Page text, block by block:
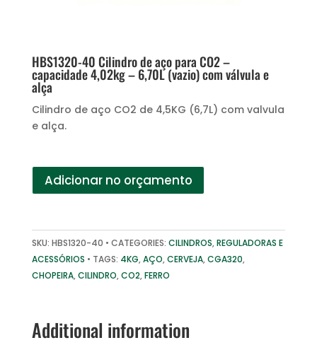
HBS1320-40 Cilindro de aço para CO2 –
capacidade 4,02kg – 6,70L (vazio) com válvula e
alça
Cilindro de aço CO2 de 4,5KG (6,7L) com valvula
e alça.
Adicionar no orçamento
SKU: HBS1320-40 CATEGORIES: CILINDROS,REGULADORAS E
ACESSÓRIOS
TAGS: 4KG,AÇO,CERVEJA,CGA320,
CHOPEIRA,CILINDRO,CO2,FERRO
Additional information